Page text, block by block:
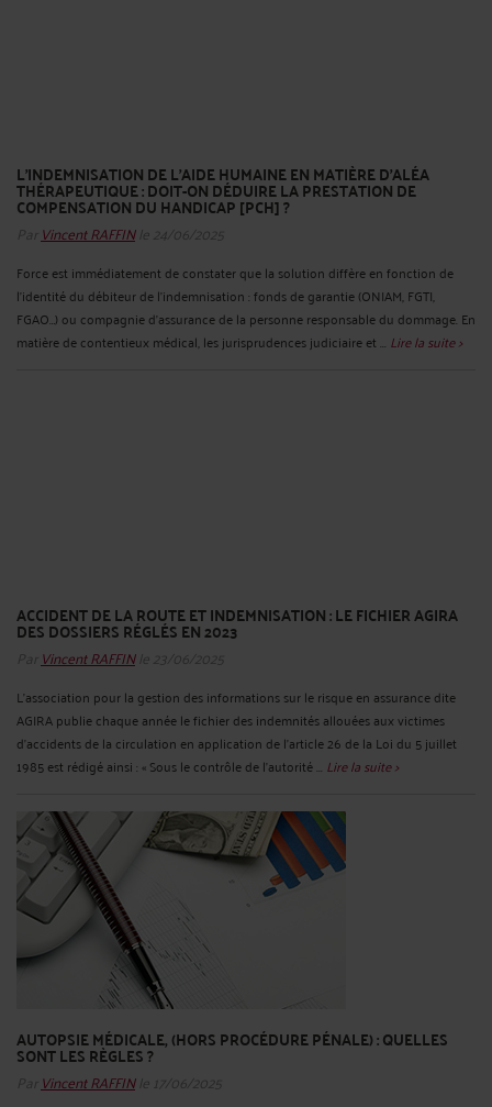
L’INDEMNISATION DE L’AIDE HUMAINE EN MATIÈRE D’ALÉA
THÉRAPEUTIQUE : DOIT-ON DÉDUIRE LA PRESTATION DE
COMPENSATION DU HANDICAP [PCH] ?
Par Vincent RAFFINle 24/06/2025
Force est immédiatement de constater que la solution diffère en fonction de
l’identité du débiteur de l’indemnisation : fonds de garantie (ONIAM, FGTI,
FGAO…) ou compagnie d’assurance de la personne responsable du dommage. En
matière de contentieux médical, les jurisprudences judiciaire et ... Lire la suite >
ACCIDENT DE LA ROUTE ET INDEMNISATION : LE FICHIER AGIRA
DES DOSSIERS RÉGLÉS EN 2023
Par Vincent RAFFINle 23/06/2025
L'association pour la gestion des informations sur le risque en assurance dite
AGIRA publie chaque année le fichier des indemnités allouées aux victimes
d'accidents de la circulation en application de l’article 26 de la Loi du 5 juillet
1985 est rédigé ainsi : « Sous le contrôle de l’autorité ... Lire la suite >
AUTOPSIE MÉDICALE, (HORS PROCÉDURE PÉNALE) : QUELLES
SONT LES RÈGLES ?
Par Vincent RAFFINle 17/06/2025